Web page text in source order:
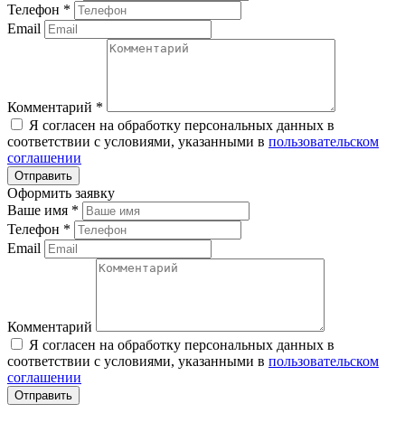
Телефон *
Email
Комментарий *
Я согласен на обработку персональных данных в
соответствии с условиями, указанными в пользовательском
соглашении
Оформить заявку
Ваше имя *
Телефон *
Email
Комментарий
Я согласен на обработку персональных данных в
соответствии с условиями, указанными в пользовательском
соглашении